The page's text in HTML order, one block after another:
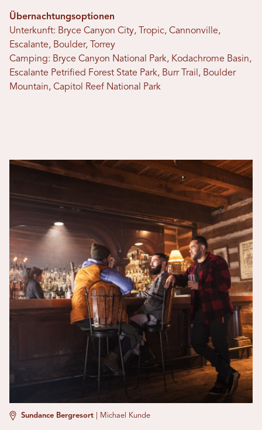
Übernachtungsoptionen
Unterkunft: Bryce Canyon City, Tropic, Cannonville,
Escalante, Boulder, Torrey
Camping: Bryce Canyon National Park, Kodachrome Basin,
Escalante Petrified Forest State Park, Burr Trail, Boulder
Mountain, Capitol Reef National Park
Sundance Bergresort Michael Kunde